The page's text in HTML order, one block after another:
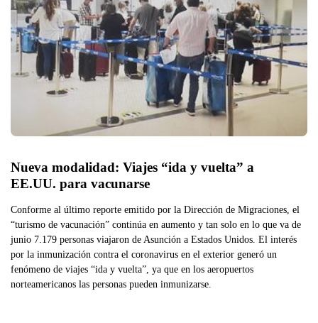
Nueva modalidad: Viajes “ida y vuelta” a
EE.UU. para vacunarse
Conforme al último reporte emitido por la Dirección de Migraciones, el
“turismo de vacunación” continúa en aumento y tan solo en lo que va de
junio 7.179 personas viajaron de Asunción a Estados Unidos. El interés
por la inmunización contra el coronavirus en el exterior generó un
fenómeno de viajes “ida y vuelta”, ya que en los aeropuertos
norteamericanos las personas pueden inmunizarse.